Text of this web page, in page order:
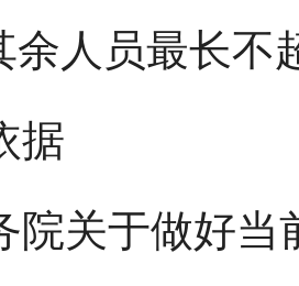
余人员最长不
据
院关于做好